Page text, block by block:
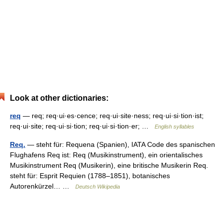
Look at other dictionaries:
req — req; req·ui·es·cence; req·ui·site·ness; req·ui·si·tion·ist;
req·ui·site; req·ui·si·tion; req·ui·si·tion·er; …
English syllables
Req. — steht für: Requena (Spanien), IATA Code des spanischen
Flughafens Req ist: Req (Musikinstrument), ein orientalisches
Musikinstrument Req (Musikerin), eine britische Musikerin Req.
steht für: Esprit Requien (1788–1851), botanisches
Autorenkürzel… …
Deutsch Wikipedia